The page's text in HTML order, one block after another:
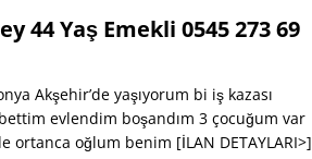
44 Yaş Emekli 0545 273 69
Akşehir’de yaşıyorum bi iş kazası
evlendim boşandım 3 çocuğum var
ortanca oğlum benim [İLAN DETAYLARI>]